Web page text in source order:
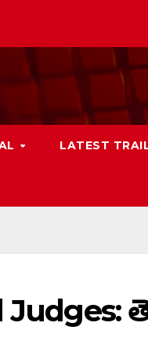
LATEST
Judges: